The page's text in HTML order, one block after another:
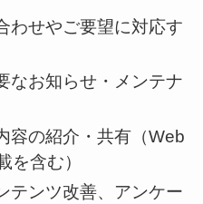
わせやご要望に対応す
なお知らせ・メンテナ
容の紹介・共有（Web
を含む）
テンツ改善、アンケー